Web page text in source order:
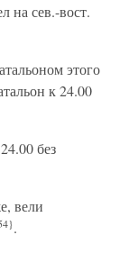
на сев.-вост.
этого
к 24.00
без
вели
.